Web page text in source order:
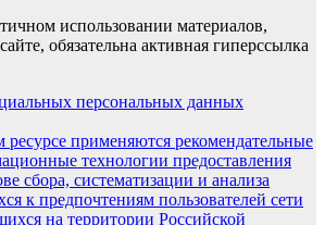
использовании материалов,
обязательна активная гиперссылка
персональных данных
применяются рекомендательные
технологии предоставления
сбора, систематизации и анализа
к предпочтениям пользователей сети
на территории Российской